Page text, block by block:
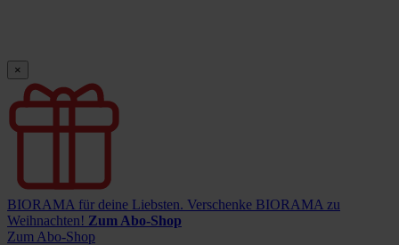
×
BIORAMA für deine Liebsten. Verschenke BIORAMA zu
Weihnachten! Zum Abo-Shop
Zum Abo-Shop